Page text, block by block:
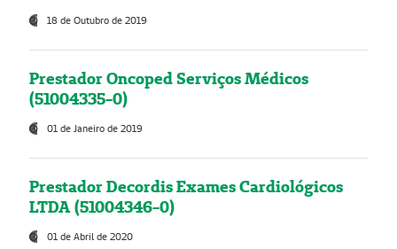
18 de Outubro de 2019
Prestador Oncoped Serviços Médicos
(51004335-0)
01 de Janeiro de 2019
Prestador Decordis Exames Cardiológicos
LTDA (51004346-0)
01 de Abril de 2020